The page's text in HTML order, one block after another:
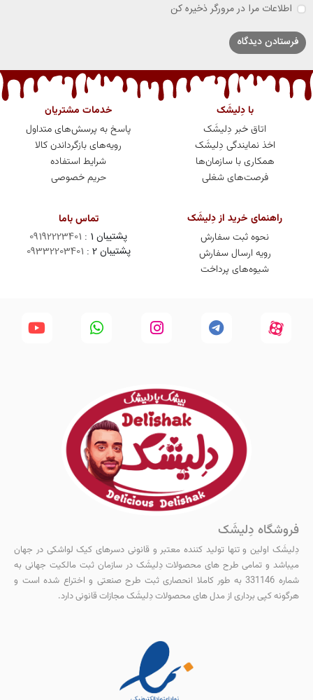
اطلاعات مرا در مرورگر ذخیره کن
با دِلیشَک
اتاق خبر دِلیشَک
اخذ نمایندگی دِلیشَک
همکاری با سازمان‌ها
فرصت‌های شغلی
خدمات مشتریان
پاسخ به پرسش‌های متداول
رویه‌های بازگرداندن کالا
شرایط استفاده
حریم خصوصی
راهنمای خرید از دِلیشَک
نحوه ثبت سفارش
رویه ارسال سفارش
شیوه‌های پرداخت
تماس باما
پشتیبان 1 :
09192223401
پشتیبان 2 :
09332203401
فروشگاه دِلیشَک
دِلیشَک اولین و‌ تنها تولید کننده معتبر و قانونی دسرهای کیک لواشکی در جهان
میباشد و تمامی طرح های محصولات دِلیشَک در سازمان ثبت مالکیت جهانی به
شماره 331146 به طور کاملا انحصاری ثبت طرح صنعتی و اختراع شده است و
هرگونه کپی برداری از مدل های محصولات دِلیشَک مجازات قانونی دارد.